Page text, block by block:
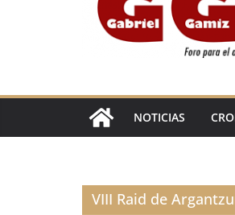
EL
NOTICIAS
VIII Raid de